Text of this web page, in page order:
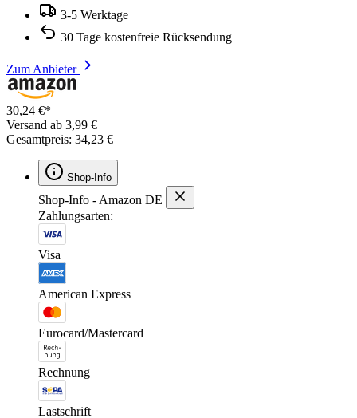
3-5 Werktage
30 Tage kostenfreie Rücksendung
Zum Anbieter
30,24 €*
Versand ab 3,99 €
Gesamtpreis: 34,23 €
Shop-Info
Shop-Info - Amazon DE
Zahlungsarten:
Visa
American Express
Eurocard/Mastercard
Rechnung
Lastschrift